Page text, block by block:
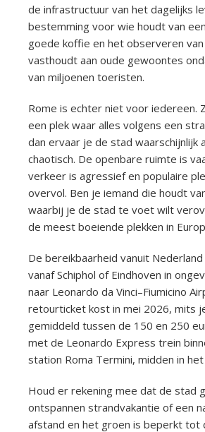
de infrastructuur van het dagelijks
bestemming voor wie houdt van
goede koffie en het observeren
vasthoudt aan oude gewoontes
van miljoenen toeristen.
Rome is echter niet voor iedereen.
een plek waar alles volgens een
dan ervaar je de stad waarschijnlijk
chaotisch. De openbare ruimte is
verkeer is agressief en populaire
overvol. Ben je iemand die houdt
waarbij je de stad te voet wilt
de meest boeiende plekken in
De bereikbaarheid vanuit
vanaf Schiphol of Eindhoven in
naar Leonardo da Vinci–Fiumicino
retourticket kost in mei 2026, mits
gemiddeld tussen de 150 en 250
met de Leonardo Express trein
station Roma Termini, midden in
Houd er rekening mee dat de stad
ontspannen strandvakantie of een
afstand en het groen is beperkt tot